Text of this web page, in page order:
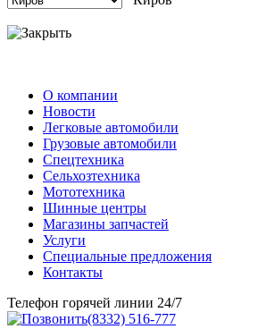
Новости
Легковые автомобили
Грузовые автомобили
Спецтехника
Сельхозтехника
Мототехника
Шинные центры
Магазины запчастей
Услуги
Специальные предложения
Контакты
(8332) 516-777